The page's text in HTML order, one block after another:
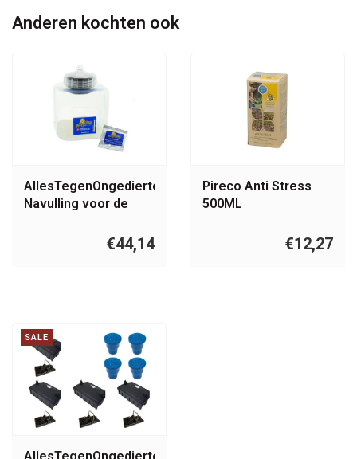
Anderen kochten ook
AllesTegenOngedierte.nl
Navulling voor de
€44,14
Pireco Anti Stress
500ML
€12,27
SALE